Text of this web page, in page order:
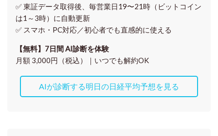
✅ 東証データ取得後、 毎営業日19〜21時（ビットコイン
は1～3時）に自動更新
✅ スマホ・PC対応／初心者でも直感的に使える
【無料】7日間 AI診断を体験
月額 3,000円（税込）｜いつでも解約OK
AIが診断する明日の日経平均予想を見る